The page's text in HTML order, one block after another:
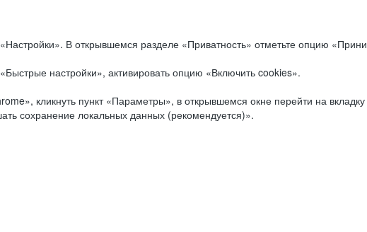
В открывшемся разделе «Приватность» отметьте опцию
настройки», активировать опцию «Включить cookies».
кликнуть пункт «Параметры», в открывшемся окне перейти на
сохранение локальных данных (рекомендуется)».